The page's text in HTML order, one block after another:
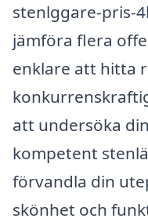
stenlggare-pris-
jämföra flera
enklare att hitta
att undersöka
kompetent
förvandla din
skönhet och